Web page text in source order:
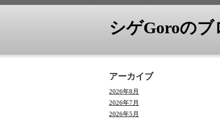
シゲGoroのブ
アーカイブ
2026年8月
2026年7月
2026年5月